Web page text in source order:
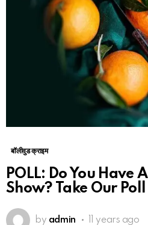
बॉलीवुड क्राइम
POLL: Do You Have
Show? Take Our Poll
by admin 11 years ago